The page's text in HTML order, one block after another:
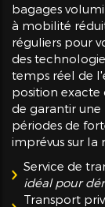
bagages
à mobilité
réguliers pour
des
temps réel de
position exacte
de garantir
périodes de
imprévus sur la
Service de
idéal pour
Transport